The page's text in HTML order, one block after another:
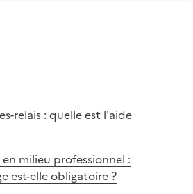
relais : quelle est l'aide
milieu professionnel :
est-elle obligatoire ?